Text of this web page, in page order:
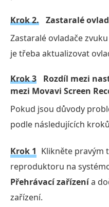
Krok 2. Zastaralé
Zastaralé ovladače
je třeba aktualizovat
Krok 3
Rozdíl mezi
mezi Movavi Screen
Pokud jsou důvody
podle následujících
Krok 1 Klikněte pravým
reproduktoru na
Přehrávací zařízenía
zařízení.